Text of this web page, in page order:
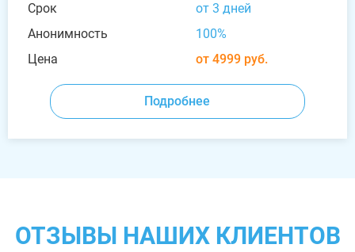
Срок
от 3 дней
Анонимность
100%
Цена
от 4999 руб.
Подробнее
ОТЗЫВЫ НАШИХ КЛИЕНТОВ